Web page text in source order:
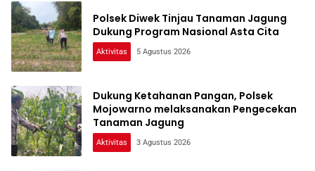
Polsek Diwek Tinjau Tanaman Jagung
Dukung Program Nasional Asta Cita
Aktivitas 5 Agustus 2026
Dukung Ketahanan Pangan, Polsek
Mojowarno melaksanakan Pengecekan
Tanaman Jagung
Aktivitas 3 Agustus 2026